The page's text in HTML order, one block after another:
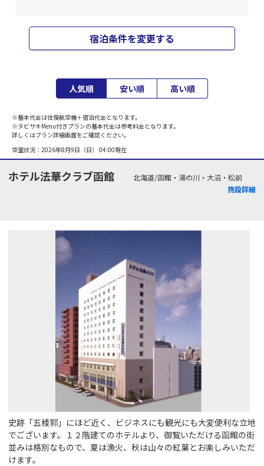
宿泊条件を変更する
人気順 安い順 高い順
※基本代金は往復航空機＋宿泊代金となります。
※タビサキMenu付きプランの基本代金は参考料金となります。
詳しくはプラン詳細画面をご確認ください。
空室状況： 2026年8月9日（日） 04:00現在
ホテル法華クラブ函館
北海道/函館・湯の川・大沼・松前
施設詳細
史跡「五稜郭」にほど近く、ビジネスにも観光にも大変便利な立地
でございます。１２階建てのホテルより、御覧いただける函館の街
並みは格別なもので、夏は漁火、秋は山々の紅葉とお楽しみいただ
けます。